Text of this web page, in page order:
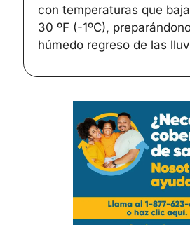
con temperaturas que
30 ºF (-1ºC),
húmedo regreso de las